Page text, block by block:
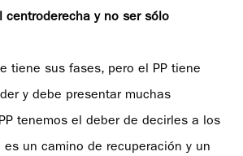
centroderecha y no ser sólo
tiene sus fases, pero el PP tiene
y debe presentar muchas
tenemos el deber de decirles a los
es un camino de recuperación y un